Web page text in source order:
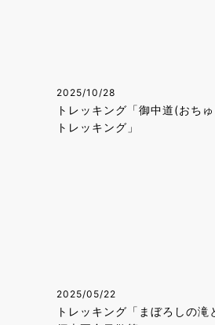
2025/10/28
トレッキング「御中道(おち
トレッキング」
2025/05/22
トレッキング「まぼろしの滝